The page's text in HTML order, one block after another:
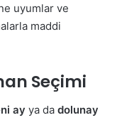
uyumlar ve
maddi
Seçimi
ay ya da dolunay